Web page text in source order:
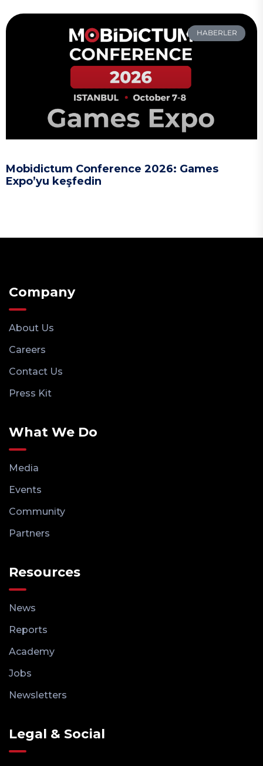
HABERLER
Mobidictum Conference 2026: Games
Expo’yu keşfedin
Company
About Us
Careers
Contact Us
Press Kit
What We Do
Media
Events
Community
Partners
Resources
News
Reports
Academy
Jobs
Newsletters
Legal & Social